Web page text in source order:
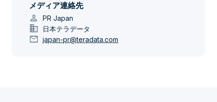
メディア連絡先
person PR Japan
domain 日本テラデータ
mail japan-pr@teradata.com